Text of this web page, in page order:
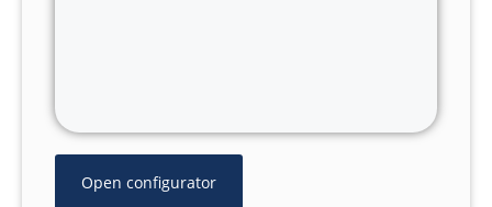
Open configurator